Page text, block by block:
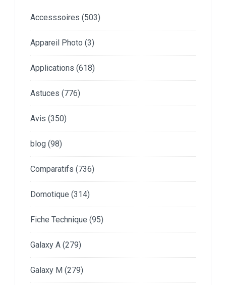
Accesssoires (503)
Appareil Photo (3)
Applications (618)
Astuces (776)
Avis (350)
blog (98)
Comparatifs (736)
Domotique (314)
Fiche Technique (95)
Galaxy A (279)
Galaxy M (279)